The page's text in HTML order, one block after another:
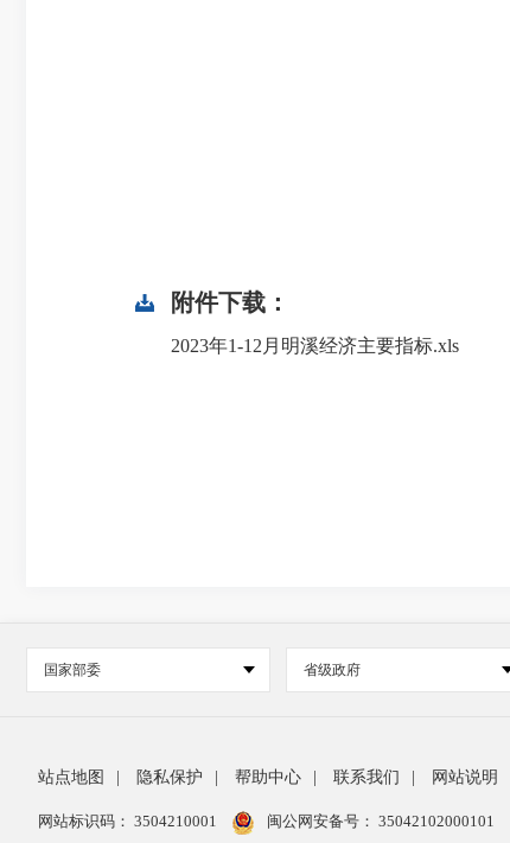
附件下载：
2023年1-12月明溪经济主要指标.xls
国家部委 省级政府
站点地图 隐私保护 帮助中心 联系我们 网站说明
网站标识码： 3504210001 闽公网安备号： 35042102000101